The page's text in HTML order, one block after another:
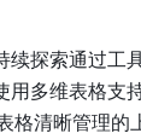
续探索通过工
用多维表格支
格清晰管理的